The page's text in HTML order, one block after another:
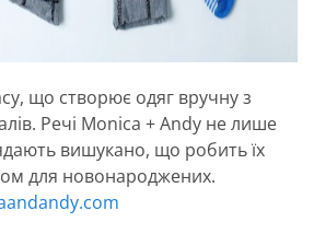
що створює одяг вручну з
Речі Monica + Andy не лише
вишукано, що робить їх
для новонароджених.